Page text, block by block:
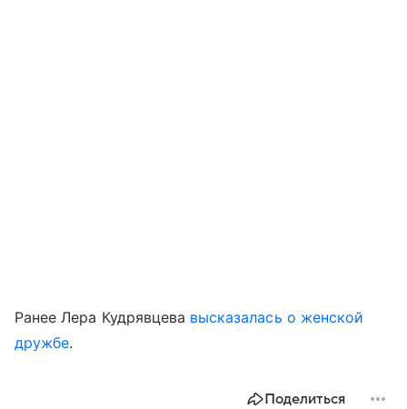
Ранее Лера Кудрявцева высказалась о женской
дружбе.
Поделиться